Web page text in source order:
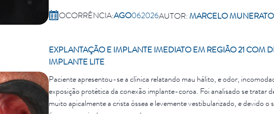
confecção de guia com sistema CAD/CAM. Antes do procedimento
exposição do tecido ósseo e implante, foi realizada a remoção do
fresagem do osso residual palatino utilizando a boca lança 2.0mm e
instalação de 20N. Após a instalação do mesmo, realizamos a
(small), membrana de colágeno absorvível de 1mm e sutura com
instalada a mesma PSI antiga do paciente, agora como uma prótese
OCORRÊNCIA:AGO062026AUTOR: MARCELO MUNERATO
EXPLANTAÇÃO E IMPLANTE IMEDIATO EM REGIÃO 21 COM
IMPLANTE LITE
Paciente apresentou-se a clínica relatando mau hálito, e odor,
exposição protética da conexão implante-coroa. Foi analisado se tratar
muito apicalmente a crista óssea e levemente vestibularizado, e devido